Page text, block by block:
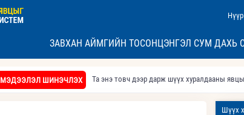
Нүүр
ЗАВХАН АЙМГИЙН ТОСОНЦЭНГЭЛ СУМ ДАХЬ
МЭДЭЭЛЭЛ ШИНЭЧЛЭХ Та энэ товч дээр дарж шүүх хуралдааны
Шүүх